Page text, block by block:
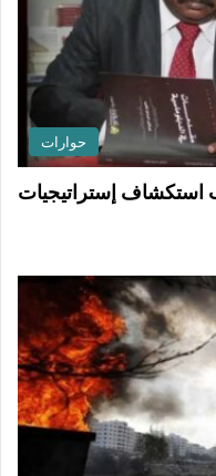
حوارات
استكشاف إستراتيجيات